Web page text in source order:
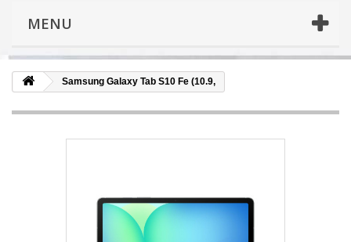
MENU
Samsung Galaxy Tab S10 Fe (10.9,